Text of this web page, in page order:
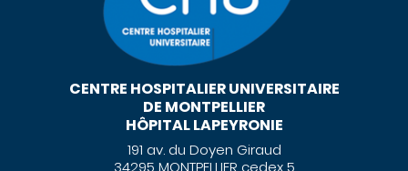
CENTRE HOSPITALIER UNIVERSITAIRE
DE MONTPELLIER
HÔPITAL LAPEYRONIE
191 av. du Doyen Giraud
34295 MONTPELLIER cedex 5